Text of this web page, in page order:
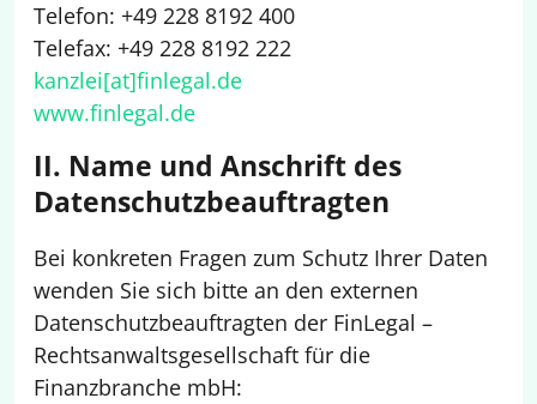
Telefon: +49 228 8192 400
Telefax: +49 228 8192 222
kanzlei[at]finlegal.de
www.finlegal.de
II. Name und Anschrift des
Datenschutzbeauftragten
Bei konkreten Fragen zum Schutz Ihrer Daten
wenden Sie sich bitte an den externen
Datenschutzbeauftragten der FinLegal –
Rechtsanwaltsgesellschaft für die
Finanzbranche mbH: